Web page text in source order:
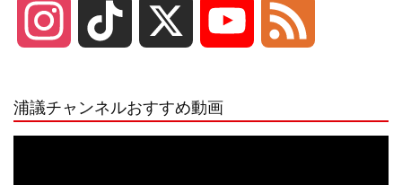
浦議チャンネルおすすめ動画